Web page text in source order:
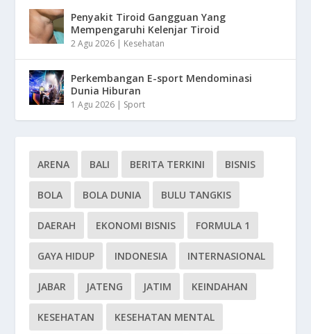
Penyakit Tiroid Gangguan Yang
Mempengaruhi Kelenjar Tiroid
2 Agu 2026 | Kesehatan
Perkembangan E-sport Mendominasi
Dunia Hiburan
1 Agu 2026 | Sport
ARENA BALI BERITA TERKINI BISNIS
BOLA BOLA DUNIA BULU TANGKIS
DAERAH EKONOMI BISNIS FORMULA 1
GAYA HIDUP INDONESIA INTERNASIONAL
JABAR JATENG JATIM KEINDAHAN
KESEHATAN KESEHATAN MENTAL